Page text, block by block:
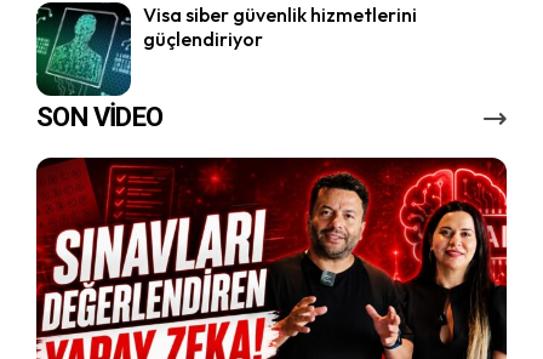
Visa siber güvenlik hizmetlerini
güçlendiriyor
SON VİDEO